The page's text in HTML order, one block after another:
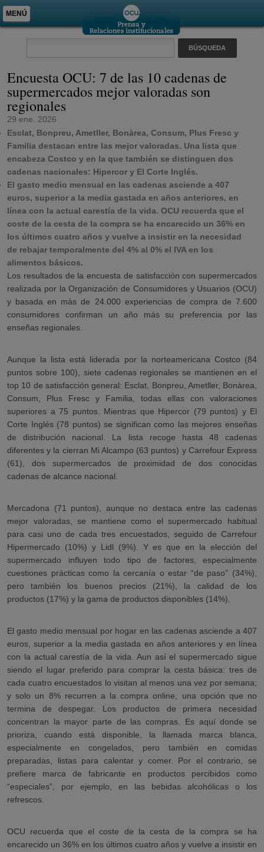
MENÚ
Encuesta OCU: 7 de las 10 cadenas de
supermercados mejor valoradas son
regionales
29 ene. 2026
Esclat, Bonpreu, Ametller, Bonàrea, Consum, Plus Fresc y
Familia destacan entre las mejor valoradas. Una lista que
encabeza Costco y en la que también se distinguen dos
cadenas nacionales: Hipercor y El Corte Inglés.
El gasto medio mensual en las cadenas asciende a 407
euros, superior a la media gastada en años anteriores, en
línea con la actual carestía de la vida. OCU recuerda que el
coste de la cesta de la compra se ha encarecido un 36% en
los últimos cuatro años y vuelve a insistir en la necesidad
de rebajar temporalmente del 4% al 0% el IVA en los
alimentos básicos.
Los resultados de la encuesta de satisfacción con supermercados
realizada por la Organización de Consumidores y Usuarios (OCU)
y basada en más de 24.000 experiencias de compra de 7.600
consumidores confirman un año más su preferencia por las
enseñas regionales.
Aunque la lista está liderada por la norteamericana Costco (84
puntos sobre 100), siete cadenas regionales se mantienen en el
top 10 de satisfacción general: Esclat, Bonpreu, Ametller, Bonàrea,
Consum, Plus Fresc y Familia, todas ellas con valoraciones
superiores a 75 puntos. Mientras que Hipercor (79 puntos) y El
Corte Inglés (78 puntos) se significan como las mejores enseñas
de distribución nacional. La lista recoge hasta 48 cadenas
diferentes y la cierran Mi Alcampo (63 puntos) y Carrefour Express
(61), dos supermercados de proximidad de dos conocidas
cadenas de alcance nacional.
Mercadona (71 puntos), aunque no destaca entre las cadenas
mejor valoradas, se mantiene como el supermercado habitual
para casi uno de cada tres encuestados, seguido de Carrefour
Hipermercado (10%) y Lidl (9%). Y es que en la elección del
supermercado influyen todo tipo de factores, especialmente
cuestiones prácticas como la cercanía o estar “de paso” (34%),
pero también los buenos precios (21%), la calidad de los
productos (17%) y la gama de productos disponibles (14%).
El gasto medio mensual por hogar en las cadenas asciende a 407
euros, superior a la media gastada en años anteriores y en línea
con la actual carestía de la vida. Aun así el supermercado sigue
siendo el lugar preferido para comprar la cesta básica: tres de
cada cuatro encuestados lo visitan al menos una vez por semana;
y solo un 8% recurren a la compra online, una opción que no
termina de despegar. Los productos de primera necesidad
concentran la mayor parte de las compras. Es aquí donde se
prioriza, cuando está disponible, la llamada marca blanca,
especialmente en congelados, pero también en comidas
preparadas, listas para calentar y comer. Por el contrario, se
prefiere marca de fabricante en productos percibidos como
“especiales”, por ejemplo, en las bebidas alcohólicas o los
refrescos.
OCU recuerda que el coste de la cesta de la compra se ha
encarecido un 36% en los últimos cuatro años y vuelve a insistir en